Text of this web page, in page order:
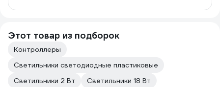
Этот товар из подборок
Контроллеры
Светильники светодиодные пластиковые
Светильники 2 Вт
Светильники 18 Вт